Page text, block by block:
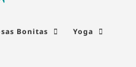
Bonitas Yoga